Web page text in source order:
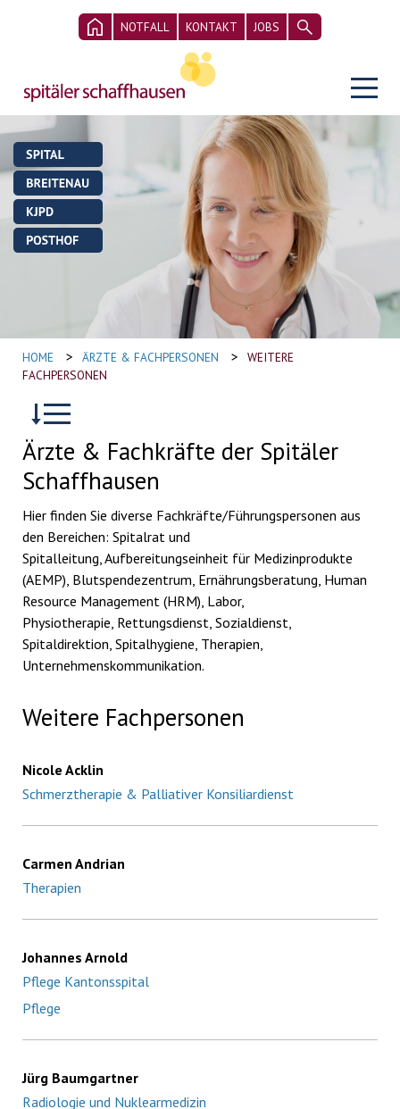
NOTFALL KONTAKT JOBS
HOME > ÄRZTE & FACHPERSONEN >
WEITERE
FACHPERSONEN
Ärzte & Fachkräfte der Spitäler
Schaffhausen
Hier finden Sie diverse Fachkräfte/Führungspersonen aus
den Bereichen: Spitalrat und
Spitalleitung, Aufbereitungseinheit für Medizinprodukte
(AEMP), Blutspendezentrum, Ernährungsberatung, Human
Resource Management (HRM), Labor,
Physiotherapie, Rettungsdienst, Sozialdienst,
Spitaldirektion, Spitalhygiene, Therapien,
Unternehmenskommunikation.
Weitere Fachpersonen
Nicole Acklin
Schmerztherapie & Palliativer Konsiliardienst
Carmen Andrian
Therapien
Johannes Arnold
Pflege Kantonsspital
Pflege
Jürg Baumgartner
Radiologie und Nuklearmedizin